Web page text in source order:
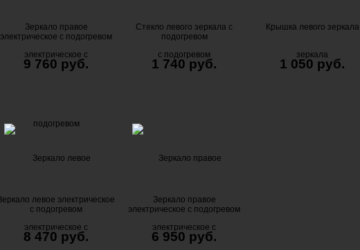
Зеркало правое
электрическое с подогревом
9 760 руб.
Стекло левого зеркала с
подогревом
1 740 руб.
Крышка левого зеркала
1 050 руб.
левое электрическое
с подогревом
8 470 руб.
Зеркало правое
электрическое с подогревом
6 950 руб.